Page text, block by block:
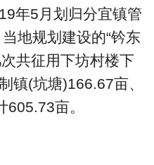
年5月划归分宜镇管
地规划建设的“钤东
共征用下坊村楼下
镇(坑塘)166.67亩、
亩。